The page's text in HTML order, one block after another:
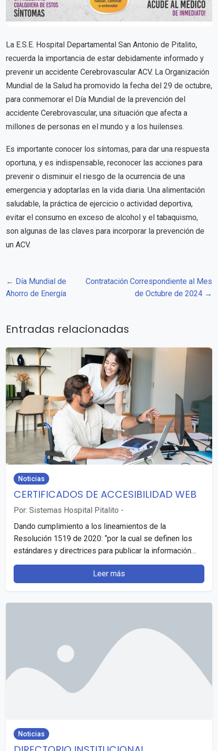
La E.S.E. Hospital Departamental San Antonio de Pitalito,
recuerda la importancia de estar debidamente informado y
prevenir un accidente Cerebrovascular ACV. La Organización
Mundial de la Salud ha promovido la fecha del 29 de octubre,
para conmemorar el Día Mundial de la prevención del
accidente Cerebrovascular, una situación que afecta a
millones de personas en el mundo y a los huilenses.
Es importante conocer los síntomas, para dar una respuesta
oportuna, y es indispensable, reconocer las acciones para
prevenir o disminuir el riesgo de la ocurrencia de una
emergencia y adoptarlas en la vida diaria. Una alimentación
saludable, la práctica de ejercicio o actividad deportiva,
evitar el consumo en exceso de alcohol y el tabaquismo,
son algunas de las claves para incorporar la prevención de
un ACV.
← Día Mundial de
Ahorro de Energía
Contratación Correspondiente al Mes
de Octubre de 2024 →
Entradas relacionadas
Noticias
CERTIFICADOS DE ACCESIBILIDAD WEB
Por: Sistemas Hospital Pitalito -
Dando cumplimiento a los lineamientos de la
Resolución 1519 de 2020: “por la cual se definen los
estándares y directrices para publicar la información…
Leer más
Noticias